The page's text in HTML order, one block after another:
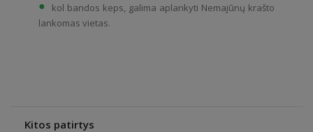
kol bandos keps, galima aplankyti Nemajūnų krašto
lankomas vietas.
Kitos patirtys